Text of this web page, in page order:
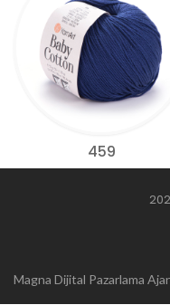
459
Web
Magna Dijital Pazarlama